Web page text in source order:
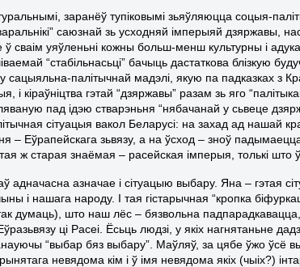
заранёў тупіковымі зьяўляюцца соцыя-
саюзнай зь усходняй імперыяй дзяржавы,
ў сваім уяўленьні кожны больш-менш культурны і
“стабільнасьці” бачыць дастаткова блізкую
сацыяльна-палітычнай мадэлі, якую па падказках з
і кіраўніцтва гэтай “дзяржавы” разам зь яго
пад ідэю стварэньня “нябачaнай у сьвеце
сітуацыя вакол Беларусі: на захад ад нашай
– Еўрапейскага зьвязу, а на ўсход – зноў
ж старая знаёмая – расейская імперыя, толькі што
адначасна азначае і сітуацыю выбару. Яна – гэтая
і нашага народу. І тая гістарычная “кропка
думаць), што наш лёс – бязвольна падпарадкавацца,
ці Расеі. Ёсьць людзі, у якіх нагнятаньне
“выбар бяз выбару”. Маўляў, за цябе ўжо ўсё
невядома кім і ў імя невядома якіх (чыіх?)